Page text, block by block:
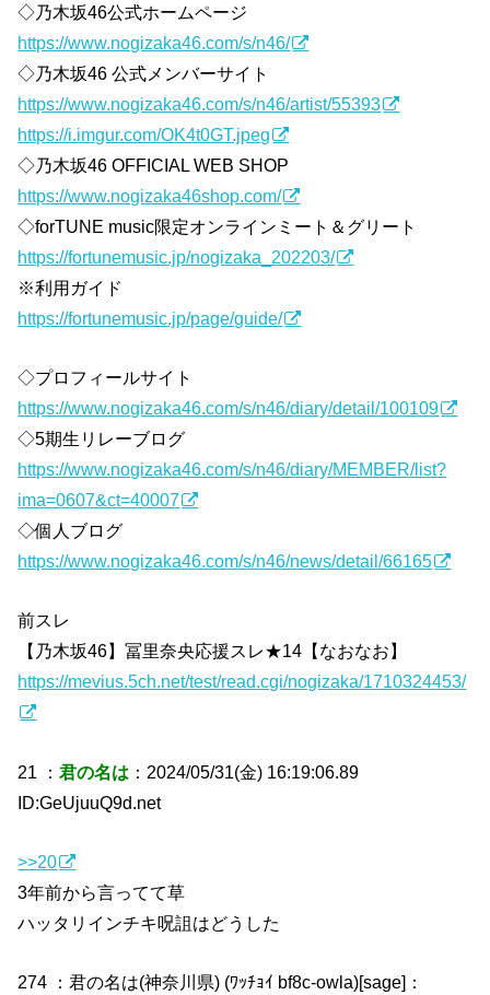
◇乃木坂46公式ホームページ
https://www.nogizaka46.com/s/n46/
◇乃木坂46 公式メンバーサイト
https://www.nogizaka46.com/s/n46/artist/55393
https://i.imgur.com/OK4t0GT.jpeg
◇乃木坂46 OFFICIAL WEB SHOP
https://www.nogizaka46shop.com/
◇forTUNE music限定オンラインミート＆グリート
https://fortunemusic.jp/nogizaka_202203/
※利用ガイド
https://fortunemusic.jp/page/guide/
◇プロフィールサイト
https://www.nogizaka46.com/s/n46/diary/detail/100109
◇5期生リレーブログ
https://www.nogizaka46.com/s/n46/diary/MEMBER/list?
ima=0607&ct=40007
◇個人ブログ
https://www.nogizaka46.com/s/n46/news/detail/66165
前スレ
【乃木坂46】冨里奈央応援スレ★14【なおなお】
https://mevius.5ch.net/test/read.cgi/nogizaka/1710324453/
21 ：君の名は ：2024/05/31(金) 16:19:06.89
ID:GeUjuuQ9d.net
>>20
3年前から言ってて草
ハッタリインチキ呪詛はどうした
274 ：君の名は(神奈川県) (ﾜｯﾁｮｲ bf8c-owla)[sage]：